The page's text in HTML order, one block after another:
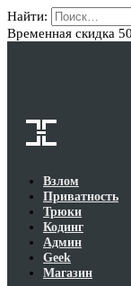
Найти:
Временная скидка
Взлом
Приватность
Трюки
Кодинг
Админ
Geek
Магазин